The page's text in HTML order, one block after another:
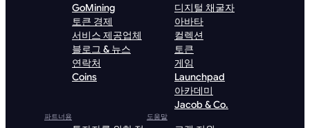
GoMining
토큰 경제
서비스 제공업체
블로그 & 뉴스
연락처
Coins
디지털 채굴자
아바타
컬렉션
토큰
게임
Launchpad
아카데미
Jacob & Co.
파트너용 도움말